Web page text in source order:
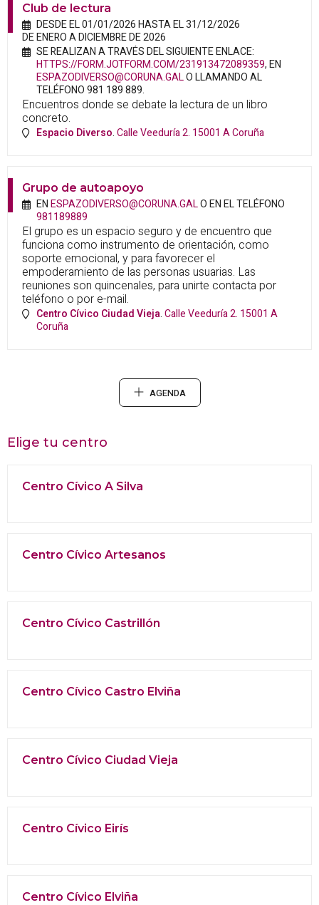
Club de lectura
DESDE EL 01/01/2026 HASTA EL 31/12/2026
DE ENERO A DICIEMBRE DE 2026
SE REALIZAN A TRAVÉS DEL SIGUIENTE ENLACE:
HTTPS://FORM.JOTFORM.COM/231913472089359, EN
ESPAZODIVERSO@CORUNA.GALO LLAMANDO AL
TELÉFONO 981 189 889.
Encuentros donde se debate la lectura de un libro
concreto.
Espacio Diverso.Calle Veeduría 2. 15001 A Coruña
Grupo de autoapoyo
ENESPAZODIVERSO@CORUNA.GALO EN EL TELÉFONO
981189889
El grupo es un espacio seguro y de encuentro que
funciona como instrumento de orientación, como
soporte emocional, y para favorecer el
empoderamiento de las personas usuarias. Las
reuniones son quincenales, para unirte contacta por
teléfono o por e-mail.
Centro Cívico Ciudad Vieja.Calle Veeduría 2. 15001 A
Coruña
AGENDA
Elige tu centro
Centro Cívico A Silva
Centro Cívico Artesanos
Centro Cívico Castrillón
Centro Cívico Castro Elviña
Centro Cívico Ciudad Vieja
Centro Cívico Eirís
Centro Cívico Elviña